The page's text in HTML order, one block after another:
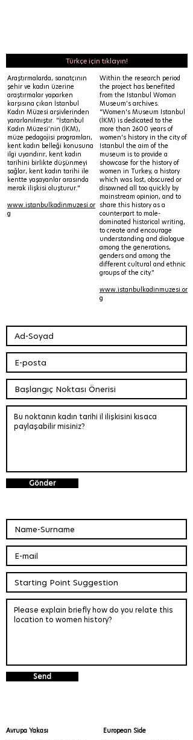
Araştırmalarda, sanatçının
şehir ve kadın üzerine
araştırmalar yaparken
karşısına çıkan İstanbul
Kadın Müzesi arşivlerinden
yararlanılmıştır. "İstanbul
Kadın Müzesi’nin (İKM),
müze pedagojisi programları,
kent kadın belleği konusuna
ilgi uyandırır, kent kadın
tarihini birlikte düşünmeyi
sağlar, kent kadın tarihi ile
kentte yaşayanlar arasında
merak ilişkisi oluşturur."
www.istanbulkadinmuzesi.or
g
Within the research period
the project has benefited
from the Istanbul Woman
Museum’s archives.
“Women's Museum Istanbul
(İKM) is dedicated to the
more than 2600 years of
women's history in the city of
Istanbul the aim of the
museum is to provide a
showcase for the history of
women in Turkey, a history
which was lost, obscured or
disowned all too quickly by
mainstream opinion, and to
share this history as a
counterpart to male-
dominated historical writing,
to create and encourage
understanding and dialogue
among the generations,
genders and among the
different cultural and ethnic
groups of the city.”
www.istanbulkadinmuzesi.or
g
Gönder
Send
Türkçe için tıklayın!
Avrupa Yakası European Side